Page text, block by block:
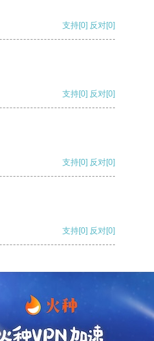
支持[0] 反对[0]
支持[0] 反对[0]
支持[0] 反对[0]
支持[0] 反对[0]
支持